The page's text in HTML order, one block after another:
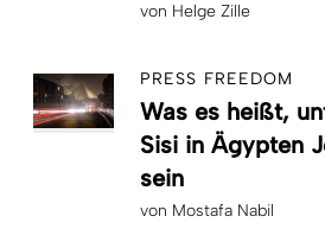
von Helge Zille
PRESS FREEDOM
Was es heißt,
Sisi in Ägypten
sein
von Mostafa Nabil